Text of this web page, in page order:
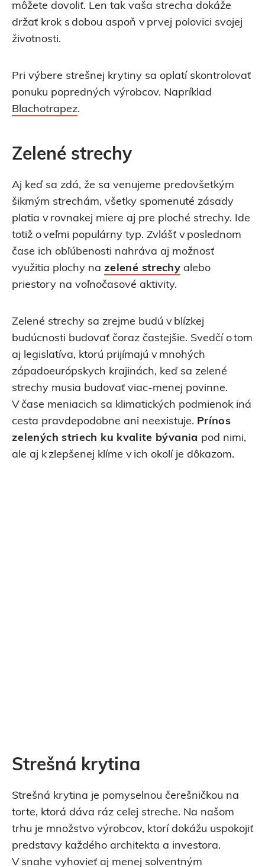
môžete dovoliť. Len tak vaša strecha dokáže
držať krok s dobou aspoň v prvej polovici svojej
životnosti.
Pri výbere strešnej krytiny sa oplatí skontrolovať
ponuku popredných výrobcov. Napríklad
Blachotrapez.
Zelené strechy
Aj keď sa zdá, že sa venujeme predovšetkým
šikmým strechám, všetky spomenuté zásady
platia v rovnakej miere aj pre ploché strechy. Ide
totiž o veľmi populárny typ. Zvlášť v poslednom
čase ich obľúbenosti nahráva aj možnosť
využitia plochy na zelené strechy alebo
priestory na voľnočasové aktivity.
Zelené strechy sa zrejme budú v blízkej
budúcnosti budovať čoraz častejšie. Svedčí o tom
aj legislatíva, ktorú prijímajú v mnohých
západoeurópskych krajinách, keď sa zelené
strechy musia budovať viac-menej povinne.
V čase meniacich sa klimatických podmienok iná
cesta pravdepodobne ani neexistuje. Prínos
zelených striech ku kvalite bývania pod nimi,
ale aj k zlepšenej klíme v ich okolí je dôkazom.
Strešná krytina
Strešná krytina je pomyselnou čerešničkou na
torte, ktorá dáva ráz celej streche. Na našom
trhu je množstvo výrobcov, ktorí dokážu uspokojiť
predstavy každého architekta a investora.
V snahe vyhovieť aj menej solventným